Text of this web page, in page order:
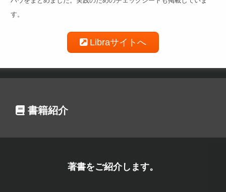
す。
Libraサイトへ
書籍紹介
著書をご紹介します。